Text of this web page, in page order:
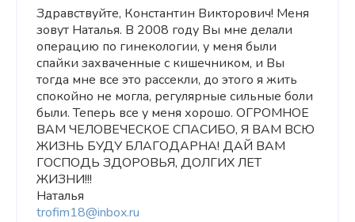
Здравствуйте, Константин Викторович! Меня
зовут Наталья. В 2008 году Вы мне делали
операцию по гинекологии, у меня были
спайки захваченные с кишечником, и Вы
тогда мне все это рассекли, до этого я жить
спокойно не могла, регулярные сильные боли
были. Теперь все у меня хорошо. ОГРОМНОЕ
ВАМ ЧЕЛОВЕЧЕСКОЕ СПАСИБО, Я ВАМ ВСЮ
ЖИЗНЬ БУДУ БЛАГОДАРНА! ДАЙ ВАМ
ГОСПОДЬ ЗДОРОВЬЯ, ДОЛГИХ ЛЕТ
ЖИЗНИ!!!
Наталья
trofim18@inbox.ru